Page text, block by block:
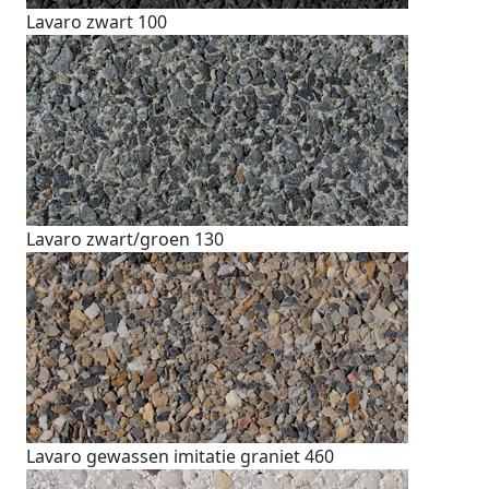
Lavaro zwart 100
Lavaro zwart/groen 130
Lavaro gewassen imitatie graniet 460